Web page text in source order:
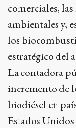
comerciales,
ambientales y,
los
estratégico del
La contadora
incremento de
biodiésel en
Estados